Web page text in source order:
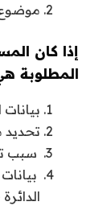
إذا كان
المطلوبة
تحديد
سبب